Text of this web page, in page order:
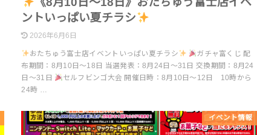
ントいっぱい夏チラシ
2026年6月6日
おたちゅう富士店イベントいっぱい夏チラシ
ガチャ富くじ 配
布期間：8月10日～18日 当選発表：8月24日～31日 交換期間：8月24
日～31日
セルフビンゴ大会 開催日時：8月10日～12日 10時から
24時 …
イベント情報